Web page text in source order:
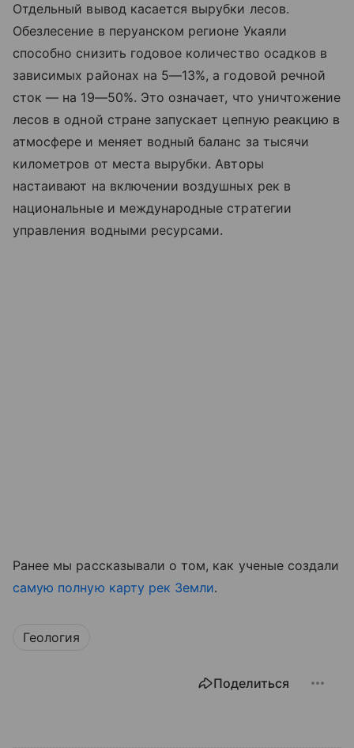
Отдельный вывод касается вырубки лесов.
Обезлесение в перуанском регионе Укаяли
способно снизить годовое количество осадков в
зависимых районах на 5—13%, а годовой речной
сток — на 19—50%. Это означает, что уничтожение
лесов в одной стране запускает цепную реакцию в
атмосфере и меняет водный баланс за тысячи
километров от места вырубки. Авторы
настаивают на включении воздушных рек в
национальные и международные стратегии
управления водными ресурсами.
Ранее мы рассказывали о том, как ученые создали
самую полную карту рек Земли.
Геология
Поделиться